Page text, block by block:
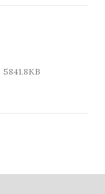
5841.8KB